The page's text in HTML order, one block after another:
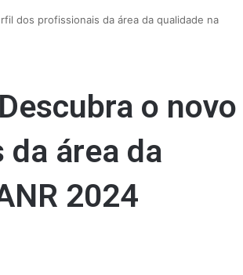
dos profissionais da área da qualidade na
o novo
área da
2024